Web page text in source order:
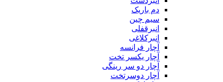
دم باریک
سیم چین
انبرقفلی
انبرکلاغی
آچار فرانسه
آچار یکسر تخت
آچار دو سر رینگی
آچار دوسرتخت